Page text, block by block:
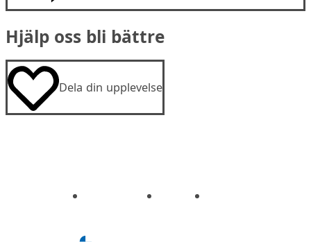
Hjälp oss bli bättre
Dela din upplevelse